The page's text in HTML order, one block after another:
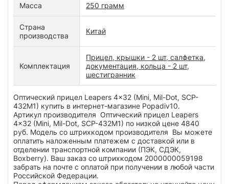
Масса 250 грамм
Страна
производства
Китай
Комплектация
Прицел, крышки - 2 шт, салфетка,
документация, кольца - 2 шт,
шестигранник
Оптический прицел Leapers 4x32 (Mini, Mil-Dot, SCP-
432M1) купить в интернет-магазине Popadiv10.
Артикул производителя Оптический прицел Leapers
4x32 (Mini, Mil-Dot, SCP-432M1) по низкой цене 4840
руб. Модель со штрихкодом производителя Вы можете
оплатить наложенным платежем с доставкой или в
отделении транспортной компании (ПЭК, СДЭК,
Boxberry). Ваш заказ со штрихкодом 2000000059198
забрать на почте с оплатой при получении в любой части
Российской Федерации.